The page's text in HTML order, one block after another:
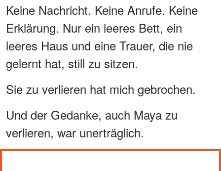
Keine Nachricht. Keine Anrufe. Keine
Erklärung. Nur ein leeres Bett, ein
leeres Haus und eine Trauer, die nie
gelernt hat, still zu sitzen.
Sie zu verlieren hat mich gebrochen.
Und der Gedanke, auch Maya zu
verlieren, war unerträglich.